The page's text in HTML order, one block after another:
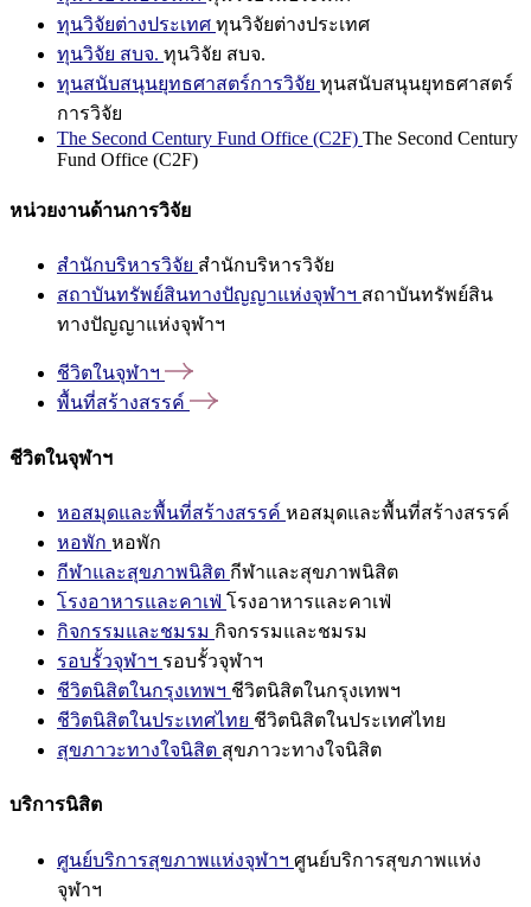
ทุนวิจัยต่างประเทศ ทุนวิจัยต่างประเทศ
ทุนวิจัย สบจ. ทุนวิจัย สบจ.
ทุนสนับสนุนยุทธศาสตร์การวิจัย ทุนสนับสนุนยุทธศาสตร์
การวิจัย
The Second Century Fund Office (C2F) The Second Century
Fund Office (C2F)
หน่วยงานด้านการวิจัย
สำนักบริหารวิจัย สำนักบริหารวิจัย
สถาบันทรัพย์สินทางปัญญาแห่งจุฬาฯ สถาบันทรัพย์สิน
ทางปัญญาแห่งจุฬาฯ
ชีวิตในจุฬาฯ
พื้นที่สร้างสรรค์
ชีวิตในจุฬาฯ
หอสมุดและพื้นที่สร้างสรรค์ หอสมุดและพื้นที่สร้างสรรค์
หอพัก หอพัก
กีฬาและสุขภาพนิสิต กีฬาและสุขภาพนิสิต
โรงอาหารและคาเฟ่ โรงอาหารและคาเฟ่
กิจกรรมและชมรม กิจกรรมและชมรม
รอบรั้วจุฬาฯ รอบรั้วจุฬาฯ
ชีวิตนิสิตในกรุงเทพฯ ชีวิตนิสิตในกรุงเทพฯ
ชีวิตนิสิตในประเทศไทย ชีวิตนิสิตในประเทศไทย
สุขภาวะทางใจนิสิต สุขภาวะทางใจนิสิต
บริการนิสิต
ศูนย์บริการสุขภาพแห่งจุฬาฯ ศูนย์บริการสุขภาพแห่ง
จุฬาฯ